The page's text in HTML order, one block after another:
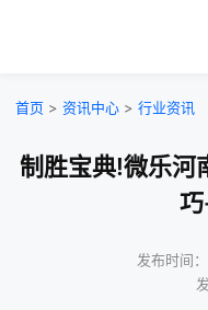
首页 > 资讯中心 > 行业资讯
制胜宝典!微乐河
发布时间